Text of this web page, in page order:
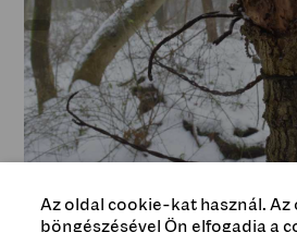
fotó/photo by SZILÁGYI Lenke
Az oldal cookie-kat használ. Az
böngészésével Ön elfogadja a